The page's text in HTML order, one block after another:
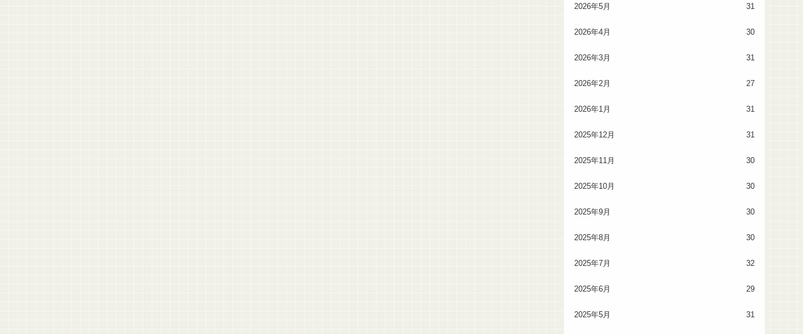
2026年5月 31
2026年4月 30
2026年3月 31
2026年2月 27
2026年1月 31
2025年12月 31
2025年11月 30
2025年10月 30
2025年9月 30
2025年8月 30
2025年7月 32
2025年6月 29
2025年5月 31